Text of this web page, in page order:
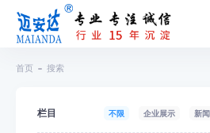
首页 搜索
栏目 不限 企业展示 新